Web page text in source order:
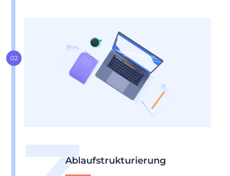
Ablaufstrukturierung